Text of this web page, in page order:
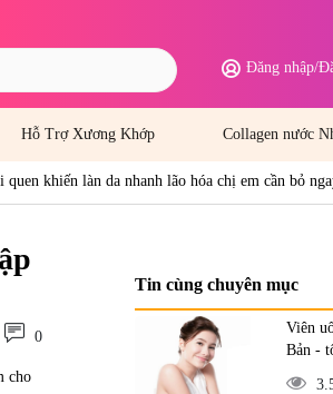
Đăng nhập/
Hỗ Trợ Xương Khớp Collagen nước
quen khiến làn da nhanh lão hóa chị em cần bỏ
0
cho
Tin cùng chuyên mục
Viên
Bản -
đẳng cấp